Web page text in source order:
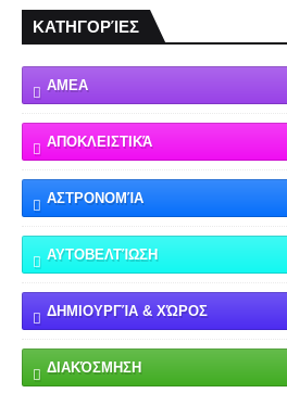
ΚΑΤΗΓΟΡΊΕΣ
ΑΜΕΑ
ΑΠΟΚΛΕΙΣΤΙΚΆ
ΑΣΤΡΟΝΟΜΊΑ
ΑΥΤΟΒΕΛΤΊΩΣΗ
ΔΗΜΙΟΥΡΓΊΑ & ΧΏΡΟΣ
ΔΙΑΚΌΣΜΗΣΗ